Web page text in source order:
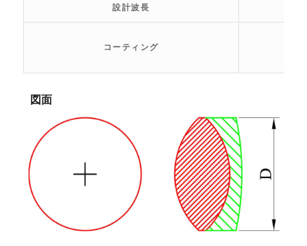
設計波長
コーティング
図面